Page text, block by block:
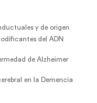
y de origen
del ADN
de Alzheimer
en la Demencia